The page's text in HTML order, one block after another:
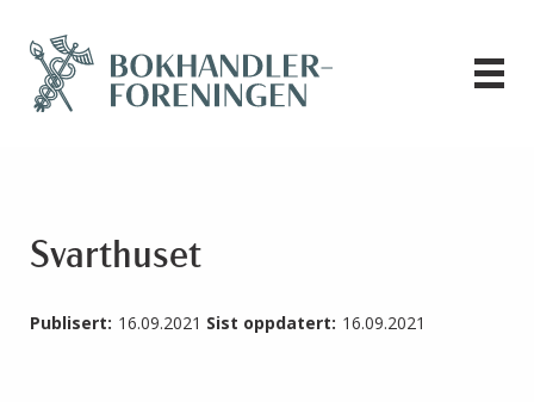
Svarthuset
Publisert: 16.09.2021 Sist oppdatert: 16.09.2021